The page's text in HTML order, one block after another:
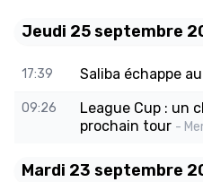
Jeudi 25 septembre
17:39 Saliba échappe
09:26
League Cup : un
prochain tour -
Mardi 23 septembre